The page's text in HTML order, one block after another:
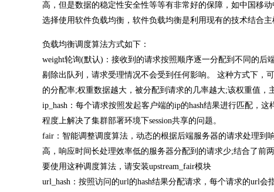
高，但是数据的稳定性安全性等等有非常好的保障，如中国移
选择使用软件负载均衡，软件负载均衡是利用现有的技术结合
负载均衡调度算法方式如下：
weight轮询(默认)：接收到的请求按照顺序逐一分配到不同的
剔除出队列，请求受理情况不会受到任何影响。 这种方式下，
的分配率;权重数据越大，被分配到请求的几率越大;该权重值，
ip_hash：每个请求按照发起客户端的ip的hash结果进行匹配，
程度上解决了集群部署环境下session共享的问题。
fair：智能调整调度算法，动态的根据后端服务器的请求处理
高，响应时间长处理效率低的服务器分配到的请求少;结合了前
要使用这种调度算法，请安装upstream_fair模块
url_hash：按照访问的url的hash结果分配请求，每个请求的url